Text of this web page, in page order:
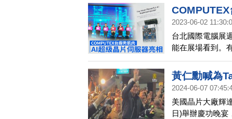
5萬7750元，估
元。這次黃仁勳
住房率近全滿，
2023-06-02
台北國際電腦展
能在展場看到。
黃仁勳喊為
2024-06-07
美國晶片大廠輝
日)舉辦慶功晚